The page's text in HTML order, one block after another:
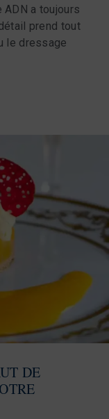
a toujours
prend tout
le dressage
DE